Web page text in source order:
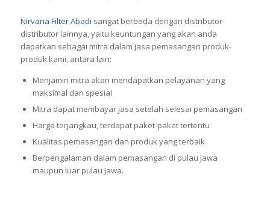
Nirvana Filter Abadi sangat berbeda dengan distributor-
distributor lainnya, yaitu keuntungan yang akan anda
dapatkan sebagai mitra dalam jasa pemasangan produk-
produk kami, antara lain:
Menjamin mitra akan mendapatkan pelayanan yang
maksimal dan spesial
Mitra dapat membayar jasa setelah selesai pemasangan
Harga terjangkau, terdapat paket-paket tertentu
Kualitas pemasangan dan produk yang terbaik
Berpengalaman dalam pemasangan di pulau Jawa
maupun luar pulau Jawa.